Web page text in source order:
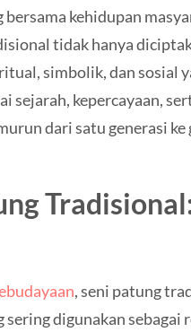
bersama kehidupan
tidak hanya
simbolik, dan sosial
sejarah, kepercayaan,
dari satu generasi
, seni patung
digunakan sebagai